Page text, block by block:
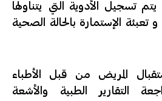
تسجيل الأدوية التي يتناولها
الإستمارة بالحالة الصحية
المريض من قبل الأطباء
التقارير الطبية والأشعة